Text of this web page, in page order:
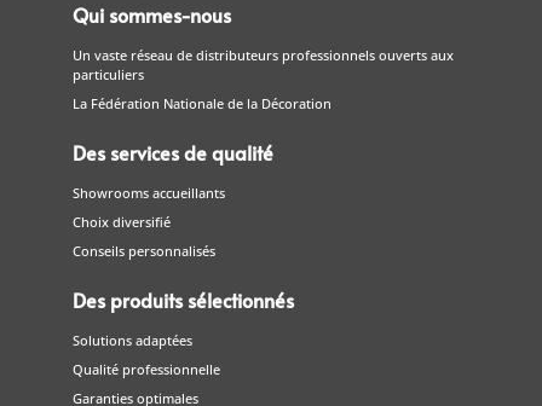
Qui sommes-nous
Un vaste réseau de distributeurs professionnels ouverts aux
particuliers
La Fédération Nationale de la Décoration
Des services de qualité
Showrooms accueillants
Choix diversifié
Conseils personnalisés
Des produits sélectionnés
Solutions adaptées
Qualité professionnelle
Garanties optimales